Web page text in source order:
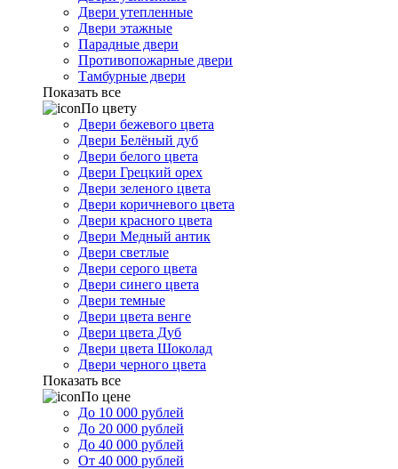
Двери утепленные
Двери этажные
Парадные двери
Противопожарные двери
Тамбурные двери
Показать все
По цвету
Двери бежевого цвета
Двери Белёный дуб
Двери белого цвета
Двери Грецкий орех
Двери зеленого цвета
Двери коричневого цвета
Двери красного цвета
Двери Медный антик
Двери светлые
Двери серого цвета
Двери синего цвета
Двери темные
Двери цвета венге
Двери цвета Дуб
Двери цвета Шоколад
Двери черного цвета
Показать все
По цене
До 10 000 рублей
До 20 000 рублей
До 40 000 рублей
От 40 000 рублей